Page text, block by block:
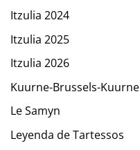
Itzulia 2024
Itzulia 2025
Itzulia 2026
Kuurne-Brussels-Kuurne
Le Samyn
Leyenda de Tartessos